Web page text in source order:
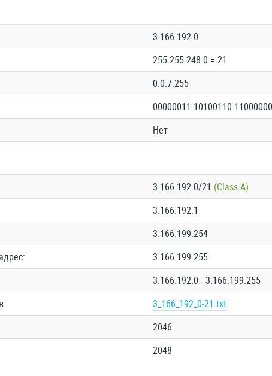
3.166.192.0
255.255.248.0 = 21
0.0.7.255
Нет
3.166.192.0/21 (Class A)
3.166.192.1
3.166.199.254
3.166.199.255
3.166.192.0 - 3.166.199.255
3_166_192_0-21.txt
2046
2048